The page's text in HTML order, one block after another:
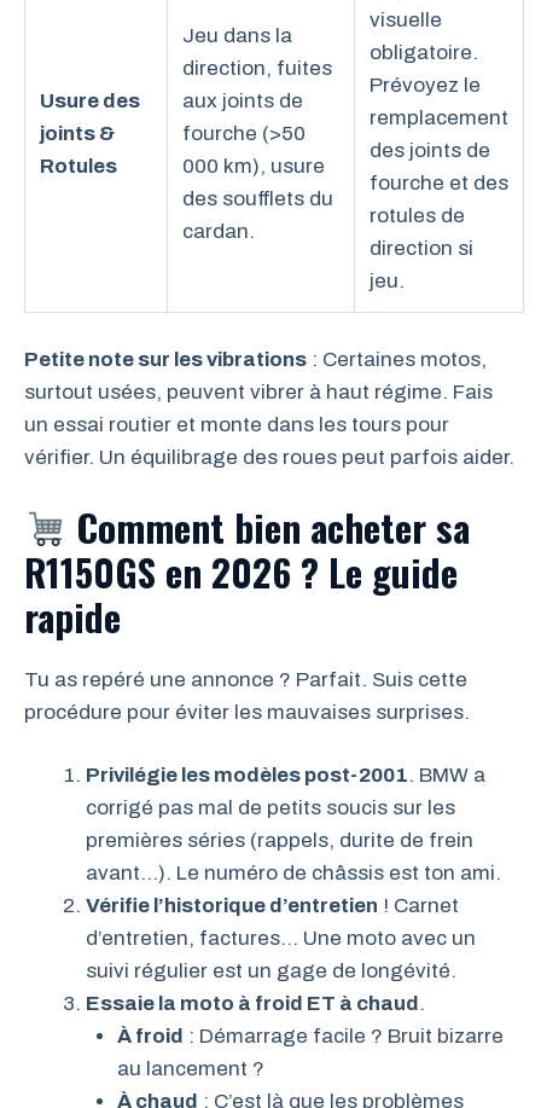
Usure des
joints &
Rotules
Jeu dans la
direction, fuites
aux joints de
fourche (>50
000 km), usure
des soufflets du
cardan.
visuelle
obligatoire.
Prévoyez le
remplacement
des joints de
fourche et des
rotules de
direction si
jeu.
Petite note sur les vibrations : Certaines motos,
surtout usées, peuvent vibrer à haut régime. Fais
un essai routier et monte dans les tours pour
vérifier. Un équilibrage des roues peut parfois aider.
Comment bien acheter sa
R1150GS en 2026 ? Le guide
rapide
Tu as repéré une annonce ? Parfait. Suis cette
procédure pour éviter les mauvaises surprises.
Privilégie les modèles post-2001. BMW a
corrigé pas mal de petits soucis sur les
premières séries (rappels, durite de frein
avant…). Le numéro de châssis est ton ami.
Vérifie l’historique d’entretien ! Carnet
d’entretien, factures… Une moto avec un
suivi régulier est un gage de longévité.
Essaie la moto à froid ET à chaud.
À froid : Démarrage facile ? Bruit bizarre
au lancement ?
À chaud : C’est là que les problèmes